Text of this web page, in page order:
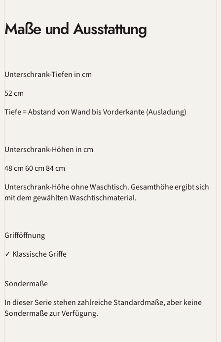
Maße und Ausstattung
Unterschrank-Tiefen in cm
52 cm
Tiefe = Abstand von Wand bis Vorderkante (Ausladung)
Unterschrank-Höhen in cm
48 cm60 cm84 cm
Unterschrank-Höhe ohne Waschtisch. Gesamthöhe ergibt sich
mit dem gewählten Waschtischmaterial.
Grifföffnung
✓ Klassische Griffe
Sondermaße
In dieser Serie stehen zahlreiche Standardmaße, aber keine
Sondermaße zur Verfügung.